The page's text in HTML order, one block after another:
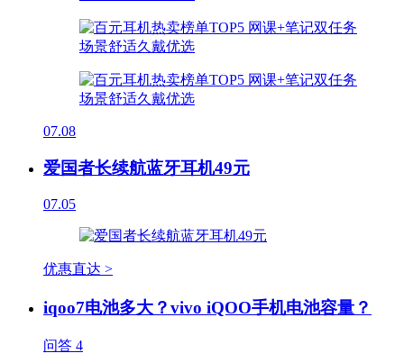
07.08
爱国者长续航蓝牙耳机49元
07.05
优惠直达 >
iqoo7电池多大？vivo iQOO手机电池容量？
问答 4